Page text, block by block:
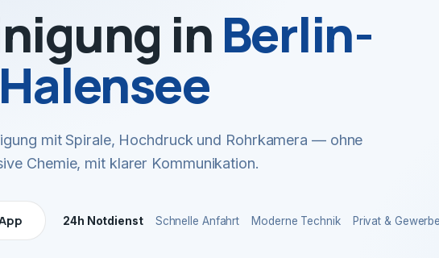
inBerlin-
Halensee
mit Spirale, Hochdruck und Rohrkamera — ohne
Chemie, mit klarer Kommunikation.
24h Notdienst Schnelle Anfahrt Moderne Technik Privat &